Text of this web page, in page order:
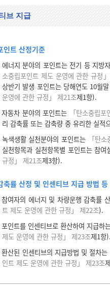
브 지급
인트 산정기준
에너지 분야의 포인트는 전기 등 지방
소중립포인트 제도 운영에 관한 규정
상반기 발생 포인트는 당해연도 10월
운영에 관한 규정」 제21조제1항).
자동차 분야의 포인트는
「탄소중립
리 감축률 또는 감축량 중 유리한 실적
녹색생활 실천분야의 포인트는
「탄
실천항목과 실천항목별 포인트는 참
규정」 제21조제3항).
축률 산정 및 인센티브 지급 방법 등
참여자의 에너지 및 차량운행 감축률
트 제도 운영에 관한 규정」 제22조).
포인트를 인센티브로 환산하여 지급하
제도 운영에 관한 규정」 제23조제1항).
환산된 인센티브의 지급방법 및 절차
인트 제도 운영에 관한 규정」 제23조